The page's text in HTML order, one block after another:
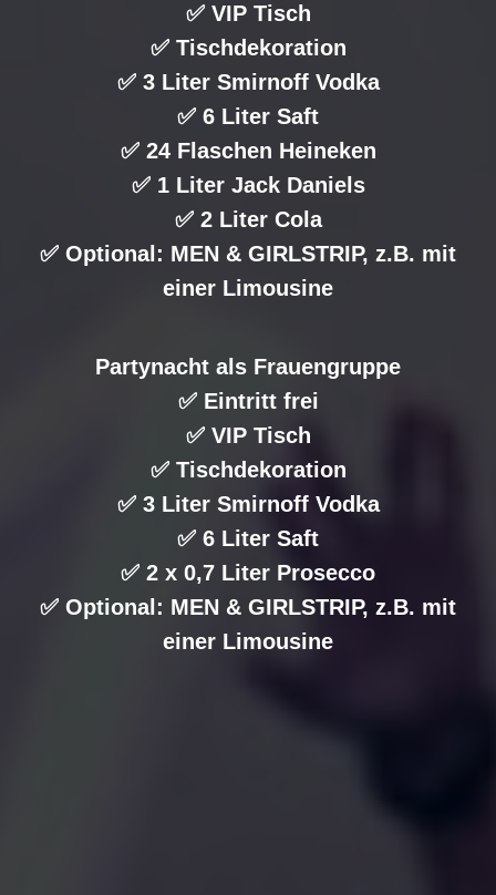
✅ VIP Tisch
✅ Tischdekoration
✅ 3 Liter Smirnoff Vodka
✅ 6 Liter Saft
✅ 24 Flaschen Heineken
✅ 1 Liter Jack Daniels
✅ 2 Liter Cola
✅ Optional: MEN & GIRLSTRIP, z.B. mit
einer Limousine
Partynacht als Frauengruppe
✅ Eintritt frei
✅ VIP Tisch
✅ Tischdekoration
✅ 3 Liter Smirnoff Vodka
✅ 6 Liter Saft
✅ 2 x 0,7 Liter Prosecco
✅ Optional: MEN & GIRLSTRIP, z.B. mit
einer Limousine